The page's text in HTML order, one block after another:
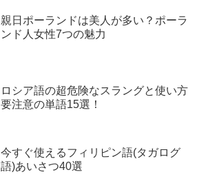
親日ポーランドは美人が多い？ポーラ
ンド人女性7つの魅力
ロシア語の超危険なスラングと使い方
要注意の単語15選！
今すぐ使えるフィリピン語(タガログ
語)あいさつ40選